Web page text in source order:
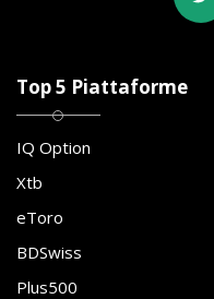
Top 5 Piattaforme
IQ Option
Xtb
eToro
BDSwiss
Plus500